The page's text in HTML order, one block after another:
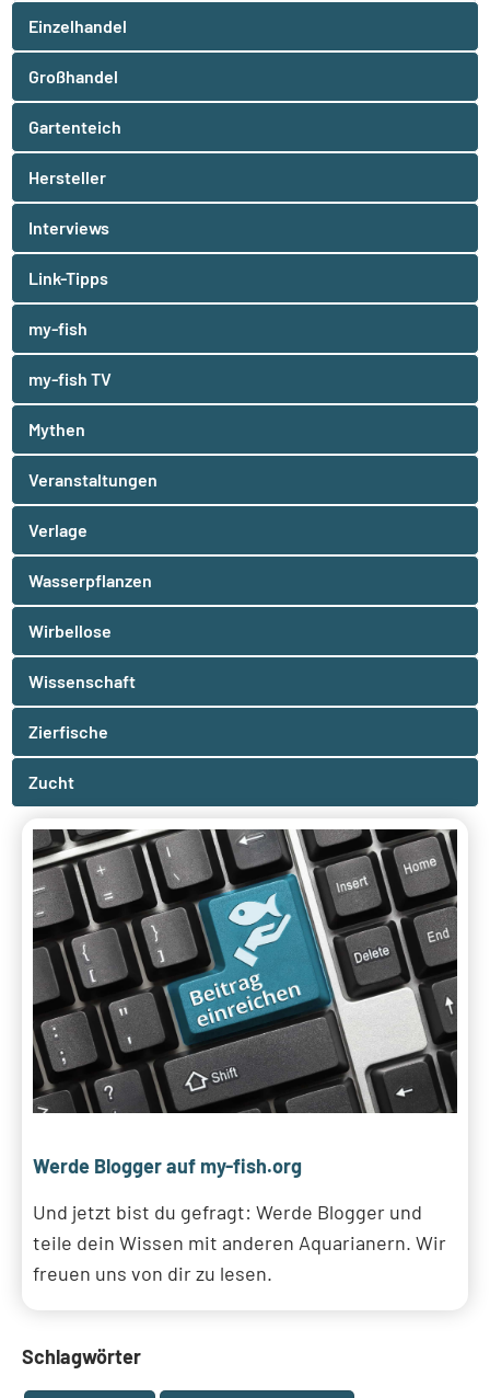
Einzelhandel
Großhandel
Gartenteich
Hersteller
Interviews
Link-Tipps
my-fish
my-fish TV
Mythen
Veranstaltungen
Verlage
Wasserpflanzen
Wirbellose
Wissenschaft
Zierfische
Zucht
Werde Blogger auf my-fish.org
Und jetzt bist du gefragt: Werde Blogger und
teile dein Wissen mit anderen Aquarianern. Wir
freuen uns von dir zu lesen.
Schlagwörter